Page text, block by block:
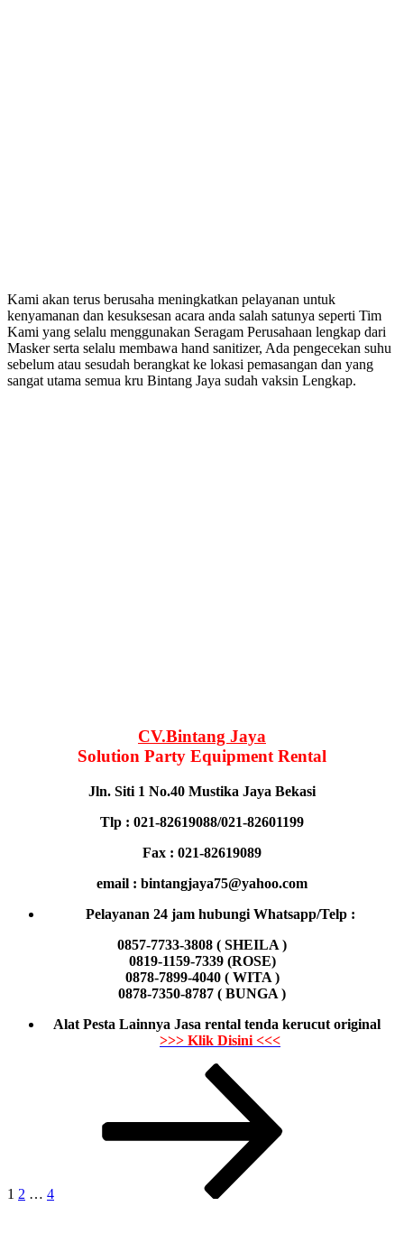
Kami akan terus berusaha meningkatkan pelayanan untuk
kenyamanan dan kesuksesan acara anda salah satunya seperti Tim
Kami yang selalu menggunakan Seragam Perusahaan lengkap dari
Masker serta selalu membawa hand sanitizer, Ada pengecekan suhu
sebelum atau sesudah berangkat ke lokasi pemasangan dan yang
sangat utama semua kru Bintang Jaya sudah vaksin Lengkap.
CV.Bintang Jaya
Solution Party Equipment Rental
Jln. Siti 1 No.40 Mustika Jaya Bekasi
Tlp : 021-82619088/021-82601199
Fax : 021-82619089
email : bintangjaya75@yahoo.com
Pelayanan 24 jam hubungi Whatsapp/Telp :
0857-7733-3808 ( SHEILA )
0819-1159-7339 (ROSE)
0878-7899-4040 ( WITA )
0878-7350-8787 ( BUNGA )
Alat Pesta Lainnya Jasa rental tenda kerucut original
>>> Klik Disini <<<
1 2 … 4